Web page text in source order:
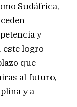
Sudáfrica,
y
este logro
que
al futuro,
y a